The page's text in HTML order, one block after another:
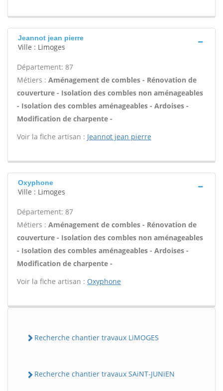
Jeannot jean pierre
Ville : Limoges
Département: 87
Métiers : Aménagement de combles - Rénovation de
couverture - Isolation des combles non aménageables
- Isolation des combles aménageables - Ardoises -
Modification de charpente -
Voir la fiche artisan : Jeannot jean pierre
Oxyphone
Ville : Limoges
Département: 87
Métiers : Aménagement de combles - Rénovation de
couverture - Isolation des combles non aménageables
- Isolation des combles aménageables - Ardoises -
Modification de charpente -
Voir la fiche artisan : Oxyphone
Recherche chantier travaux LiMOGES
Recherche chantier travaux SAiNT-JUNiEN